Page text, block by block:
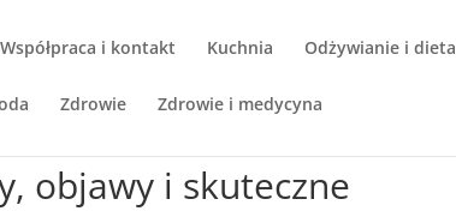
Współpraca i kontakt Kuchnia Odżywianie i dieta
Zdrowie Zdrowie i medycyna
objawy i skuteczne